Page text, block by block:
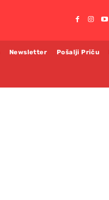
Newsletter Pošalji Priču